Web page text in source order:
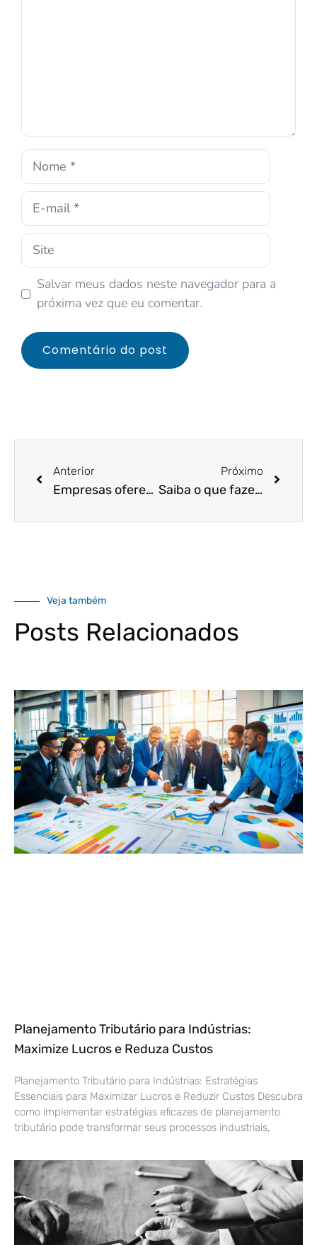
Salvar meus dados neste navegador para a
próxima vez que eu comentar.
Anterior
Empresas oferecem descontos de até 70% para aquecer a economia. Veja!
Próximo
Saiba o que fazer para melhorar os resultados do seu e-commerce nas datas comerciais de 2022
Veja também
Posts Relacionados
Planejamento Tributário para Indústrias:
Maximize Lucros e Reduza Custos
Planejamento Tributário para Indústrias: Estratégias
Essenciais para Maximizar Lucros e Reduzir Custos Descubra
como implementar estratégias eficazes de planejamento
tributário pode transformar seus processos industriais,